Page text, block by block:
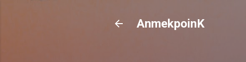
AnmekpoinK